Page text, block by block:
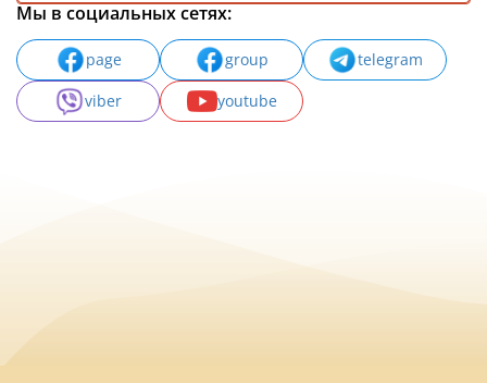
Мы в социальных сетях:
page group
telegram
viber
youtube